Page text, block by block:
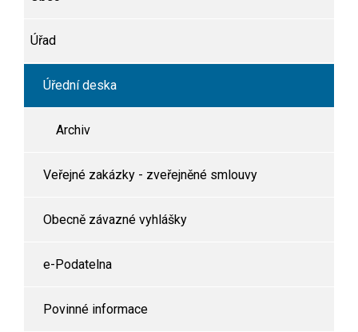
Úřad
Úřední deska
Archiv
Veřejné zakázky - zveřejněné smlouvy
Obecně závazné vyhlášky
e-Podatelna
Povinné informace